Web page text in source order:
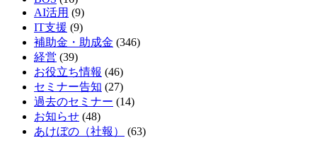
AI活用 (9)
IT支援 (9)
補助金・助成金 (346)
経営 (39)
お役立ち情報 (46)
セミナー告知 (27)
過去のセミナー (14)
お知らせ (48)
あけぼの（社報）
(63)